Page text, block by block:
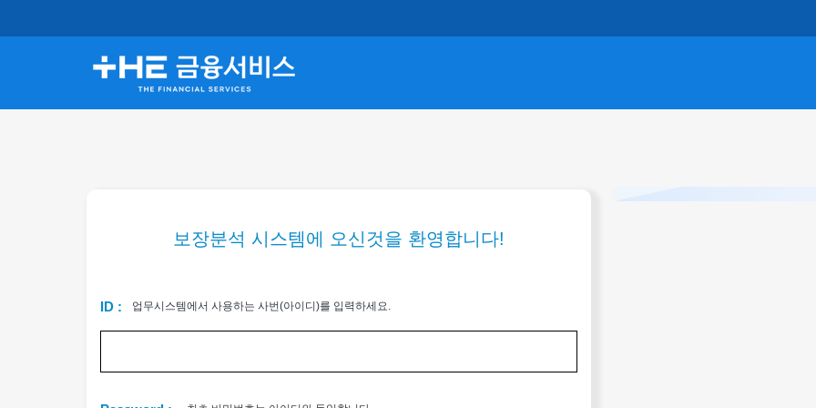
보장분석 시스템에 오신것을 환영합니다!
ID : 업무시스템에서 사용하는 사번(아이디)를 입력하세요.
이것만 알면 왕초보 탈출! 영상
전문가용 심화 활용 팁 영상 목